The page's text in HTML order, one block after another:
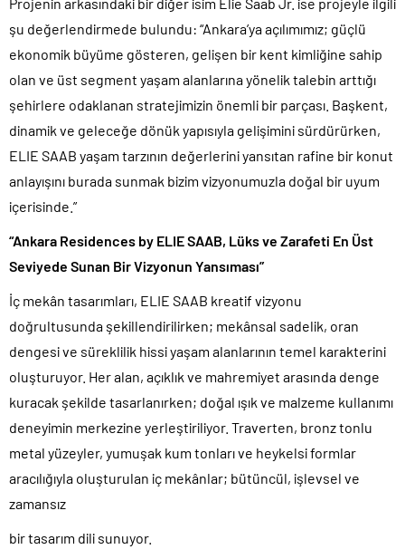
şu değerlendirmede bulundu: “Ankara’ya açılımımız; güçlü
ekonomik büyüme gösteren, gelişen bir kent kimliğine sahip
olan ve üst segment yaşam alanlarına yönelik talebin arttığı
şehirlere odaklanan stratejimizin önemli bir parçası. Başkent,
dinamik ve geleceğe dönük yapısıyla gelişimini sürdürürken,
ELIE SAAB yaşam tarzının değerlerini yansıtan rafine bir konut
anlayışını burada sunmak bizim vizyonumuzla doğal bir uyum
içerisinde.”
“Ankara Residences by ELIE SAAB, Lüks ve Zarafeti En Üst
Seviyede Sunan Bir Vizyonun Yansıması”
İç mekân tasarımları, ELIE SAAB kreatif vizyonu
doğrultusunda şekillendirilirken; mekânsal sadelik, oran
dengesi ve süreklilik hissi yaşam alanlarının temel karakterini
oluşturuyor. Her alan, açıklık ve mahremiyet arasında denge
kuracak şekilde tasarlanırken; doğal ışık ve malzeme kullanımı
deneyimin merkezine yerleştiriliyor. Traverten, bronz tonlu
metal yüzeyler, yumuşak kum tonları ve heykelsi formlar
aracılığıyla oluşturulan iç mekânlar; bütüncül, işlevsel ve
zamansız
bir tasarım dili sunuyor.